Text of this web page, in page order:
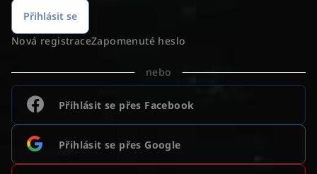
Přihlásit se
Nová registraceZapomenuté heslo
nebo
Přihlásit se přes Facebook
Přihlásit se přes Google